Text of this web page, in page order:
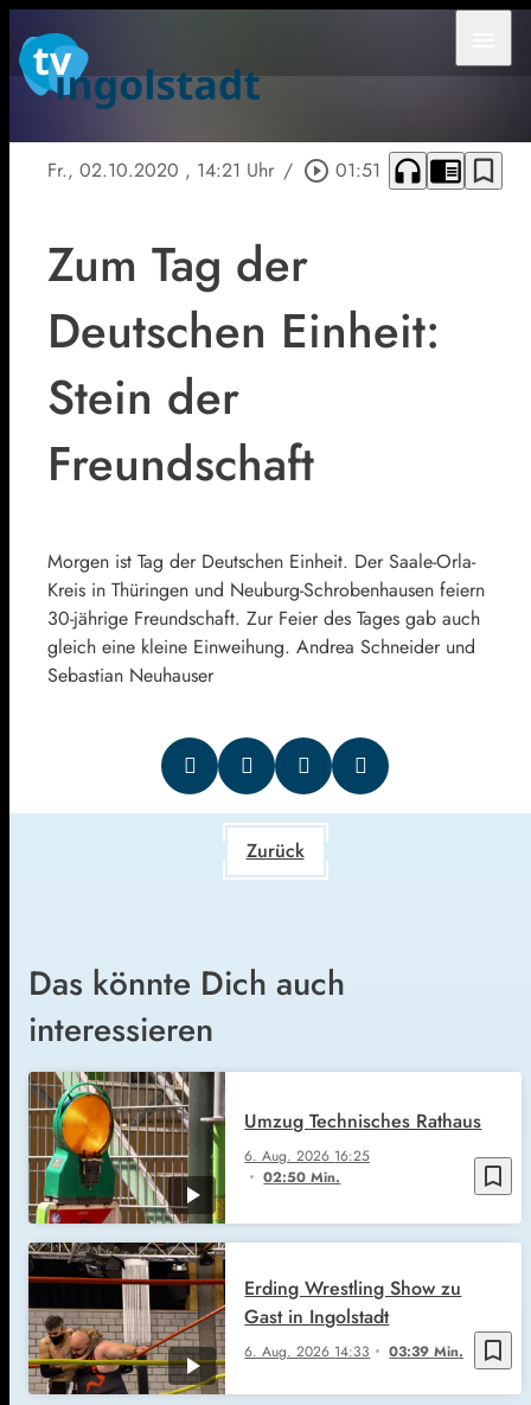
Fr., 02.10.2020 , 14:21 Uhr / play_circle_outline 01:51 headphones chrome_reader_mode bookmark_border
Zum Tag der
Deutschen Einheit:
Stein der
Freundschaft
Morgen ist Tag der Deutschen Einheit. Der Saale-Orla-
Kreis in Thüringen und Neuburg-Schrobenhausen feiern
30-jährige Freundschaft. Zur Feier des Tages gab auch
gleich eine kleine Einweihung. Andrea Schneider und
Sebastian Neuhauser
Zurück
Das könnte Dich auch
interessieren
bookmark_border
6. Aug. 2026 16:25
02:50 Min.
Umzug Technisches Rathaus
bookmark_border
6. Aug. 2026 14:33 03:39 Min.
Erding Wrestling Show zu
Gast in Ingolstadt